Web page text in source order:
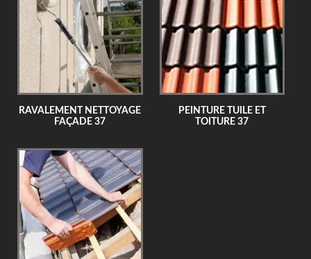
RAVALEMENT NETTOYAGE
FAÇADE 37
PEINTURE TUILE ET
TOITURE 37